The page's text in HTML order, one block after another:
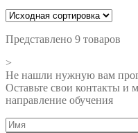
Представлено 9 товаров
>
Не нашли нужную вам
Оставьте свои контакты
направление обучения